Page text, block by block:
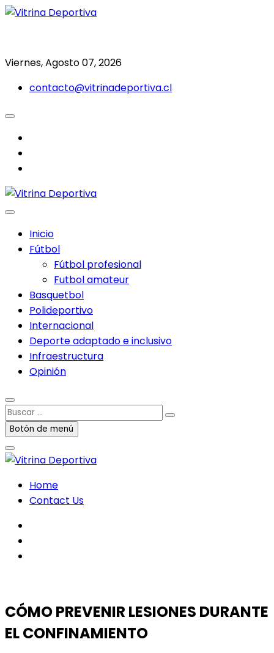
Saltar
Viernes, Agosto 07, 2026
contacto@vitrinadeportiva.cl
Inicio
Fútbol
Fútbol profesional
Futbol amateur
Basquetbol
Polideportivo
Internacional
Deporte adaptado e inclusivo
Infraestructura
Opinión
Buscar
…Botón de menú
Home
Contact Us
CÓMO PREVENIR LESIONES DURANTE
EL CONFINAMIENTO